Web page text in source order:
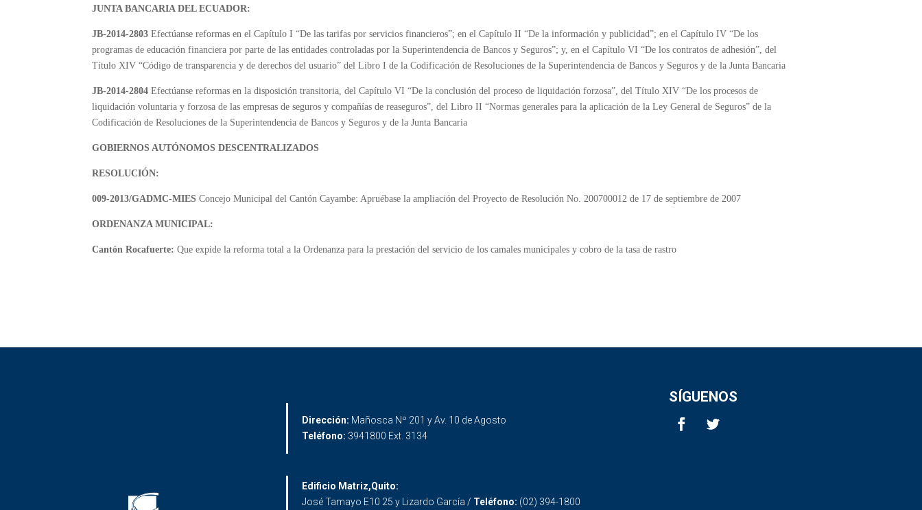
JUNTA BANCARIA DEL ECUADOR:
JB-2014-2803Efectúanse reformas en el Capítulo I “De las tarifas por servicios financieros”; en el Capítulo II “De la información y publicidad”; en el Capítulo IV “De los
programas de educación financiera por parte de las entidades controladas por la Superintendencia de Bancos y Seguros”; y, en el Capítulo VI “De los contratos de adhesión”, del
Título XIV “Código de transparencia y de derechos del usuario” del Libro I de la Codificación de Resoluciones de la Superintendencia de Bancos y Seguros y de la Junta Bancaria
JB-2014-2804Efectúanse reformas en la disposición transitoria, del Capítulo VI “De la conclusión del proceso de liquidación forzosa”, del Título XIV “De los procesos de
liquidación voluntaria y forzosa de las empresas de seguros y compañías de reaseguros”, del Libro II “Normas generales para la aplicación de la Ley General de Seguros” de la
Codificación de Resoluciones de la Superintendencia de Bancos y Seguros y de la Junta Bancaria
GOBIERNOS AUTÓNOMOS DESCENTRALIZADOS
RESOLUCIÓN:
009-2013/GADMC-MIESConcejo Municipal del Cantón Cayambe: Apruébase la ampliación del Proyecto de Resolución No. 200700012 de 17 de septiembre de 2007
ORDENANZA MUNICIPAL:
Cantón Rocafuerte: Que expide la reforma total a la Ordenanza para la prestación del servicio de los camales municipales y cobro de la tasa de rastro
Dirección: Mañosca Nº 201 y Av. 10 de Agosto
Teléfono: 3941800 Ext. 3134
SÍGUENOS
Edificio Matriz,Quito:
José Tamayo E10 25 y Lizardo García / Teléfono: (02) 394-1800